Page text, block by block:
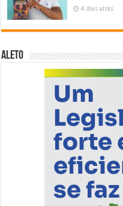
4 dias atrás
ALETO